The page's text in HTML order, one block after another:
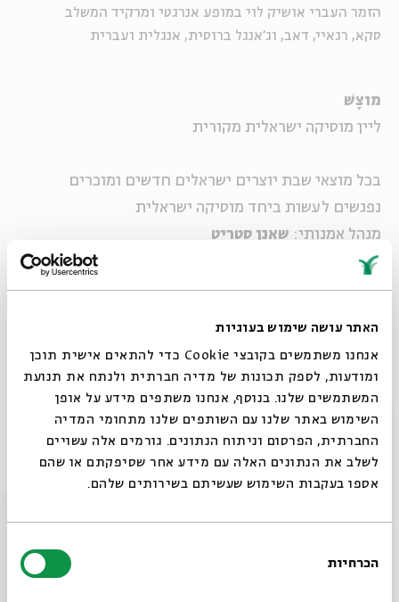
האתר עושה שימוש בעוגיות
אנחנו משתמשים בקובצי Cookie כדי להתאים אישית תוכן
ומודעות, לספק תכונות של מדיה חברתית ולנתח את תנועת
המשתמשים שלנו. בנוסף, אנחנו משתפים מידע על אופן
השימוש באתר שלנו עם השותפים שלנו מתחומי המדיה
החברתית, הפרסום וניתוח הנתונים. גורמים אלה עשויים
לשלב את הנתונים האלה עם מידע אחר שסיפקתם או שהם
אספו בעקבות השימוש שעשיתם בשירותים שלהם.
הסכמה
הכרחיות
הזמר העברי אושיק לוי במופע אנרגטי ומרקיד המשלב
סקא, רגאיי, דאב, וג'אנגל ברוסית, אנגלית ועברית
מוצָשׁ
ליין מוסיקה ישראלית מקורית
בכל מוצאי שבת יוצרים ישראלים חדשים ומוכרים
נפגשים לעשות ביחד מוסיקה ישראלית
מנהל אמנותי: שאנן סטריט
לייןאדר א' -חכמינו הוסיפו לנו עוד חודש לשנה - אנחנו
שיתוף הוספה ליומן הרשמה לאירועים דומים
אירועים נוספים בסדרה
סגור